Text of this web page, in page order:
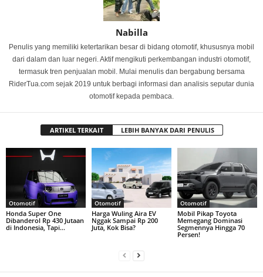
Nabilla
Penulis yang memiliki ketertarikan besar di bidang otomotif, khususnya mobil
dari dalam dan luar negeri. Aktif mengikuti perkembangan industri otomotif,
termasuk tren penjualan mobil. Mulai menulis dan bergabung bersama
RiderTua.com sejak 2019 untuk berbagi informasi dan analisis seputar dunia
otomotif kepada pembaca.
ARTIKEL TERKAIT LEBIH BANYAK DARI PENULIS
Otomotif
Honda Super One
Dibanderol Rp 430 Jutaan
di Indonesia, Tapi…
Otomotif
Harga Wuling Aira EV
Nggak Sampai Rp 200
Juta, Kok Bisa?
Otomotif
Mobil Pikap Toyota
Memegang Dominasi
Segmennya Hingga 70
Persen!